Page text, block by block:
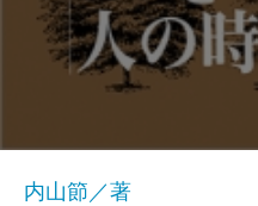
内山節／著